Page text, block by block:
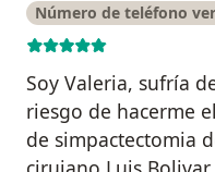
Número de teléfono
Soy Valeria, sufría
riesgo de hacerme
de simpactectomia